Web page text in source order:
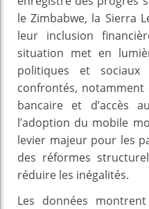
le Zimbabwe, la Sierra
leur inclusion
situation met en
politiques et
confrontés, notamment
bancaire et d’accès
l’adoption du mobile
levier majeur pour les
des réformes
réduire les inégalités.
Les données